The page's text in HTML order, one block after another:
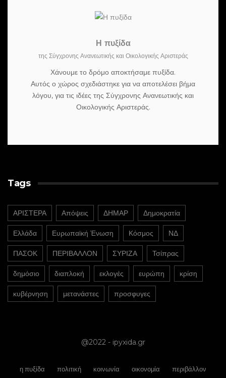
Η πυξίδα
της Σύγχρονης Ανανεωτικής και Οικολογικής Αριστεράς
Χάνουμε το δρόμο αποκτήσαμε πυξίδα.
Αυτός ο χώρος σχεδιάστηκε για να αποτελέσει βήμα
λόγου, για τις ιδέες της Σύγχρονης Ανανεωτικής και
Οικολογικής Αριστεράς.
Tags
ΑΡΙΣΤΕΡΑ Απόψεις ΔΗΜΑΡ Δημοκρατία
Ελλάδα Ευρωπαϊκή Ένωση Κόσμος ΝΔ
ΠΑΣΟΚ ΠΕΡΙΒΑΛΛΟΝ ΣΥΡΙΖΑ Τσίπρας
δημόσιο διαπλοκή εκλογές ευρώπη κρίση
κυβέρνηση μετανάστες προσφυγες
@2022 - ipyxida.gr
η πυξίδα πολιτική κοινωνία οικονομία περιβάλλον